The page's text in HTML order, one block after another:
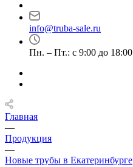
info@truba-sale.ru
Пн. – Пт.: с 9:00 до 18:00
Главная
—
Продукция
—
Новые трубы в Екатеринбурге